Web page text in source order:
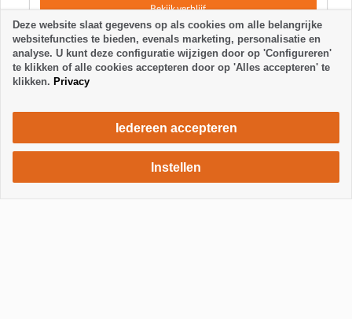
Bekijk verblijf
630 €/ week
Deze website slaat gegevens op als cookies om alle belangrijke
websitefuncties te bieden, evenals marketing, personalisatie en
analyse. U kunt deze configuratie wijzigen door op 'Configureren'
te klikken of alle cookies accepteren door op 'Alles accepteren' te
klikken. Privacy
Iedereen accepteren
Instellen